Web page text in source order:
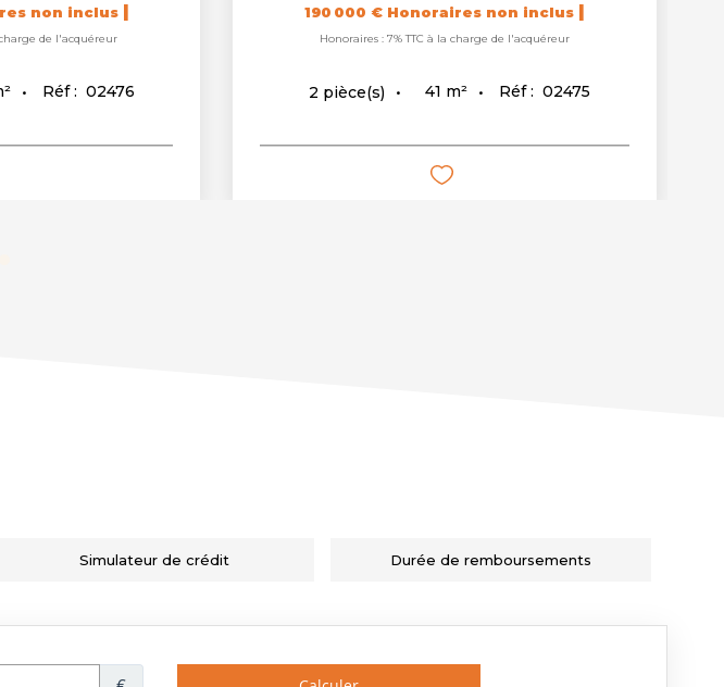
non inclus |
charge de l'acquéreur
Réf : 02476
190 000 € Honoraires non inclus |
Honoraires : 7% TTC à la charge de l'acquéreur
2 pièce(s) 41 m² Réf : 02475
Simulateur de crédit Durée de remboursements